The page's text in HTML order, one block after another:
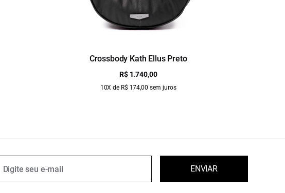
Crossbody Kath Ellus Preto
R$ 1.740,00
10X de R$ 174,00 sem juros
ENVIAR